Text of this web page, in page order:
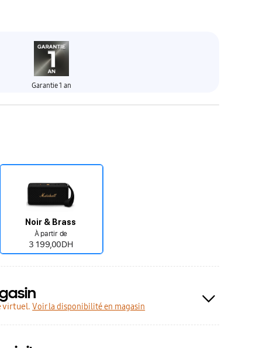
Garantie 1 an
Noir & Brass
À partir de
3 199,00DH
virtuel.Voir la disponibilité en magasin